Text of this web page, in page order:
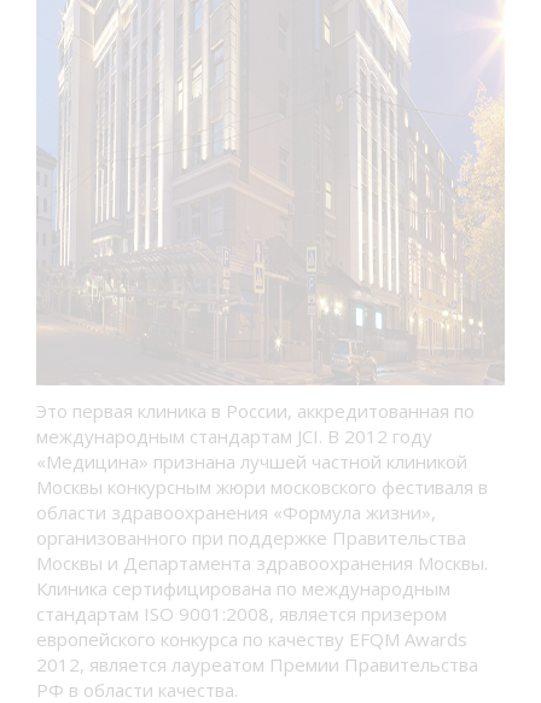
Это первая клиника в России, аккредитованная по
международным стандартам JCI. В 2012 году
«Медицина» признана лучшей частной клиникой
Москвы конкурсным жюри московского фестиваля в
области здравоохранения «Формула жизни»,
организованного при поддержке Правительства
Москвы и Департамента здравоохранения Москвы.
Клиника сертифицирована по международным
стандартам ISO 9001:2008, является призером
европейского конкурса по качеству EFQM Awards
2012, является лауреатом Премии Правительства
РФ в области качества.